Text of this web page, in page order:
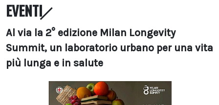
EVENTI
Al via la 2° edizione Milan Longevity
Summit, un laboratorio urbano per una vita
più lunga e in salute